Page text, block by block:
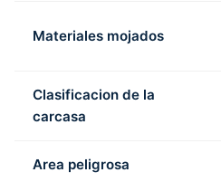
Materiales mojados
Clasificacion de la
carcasa
Area peligrosa